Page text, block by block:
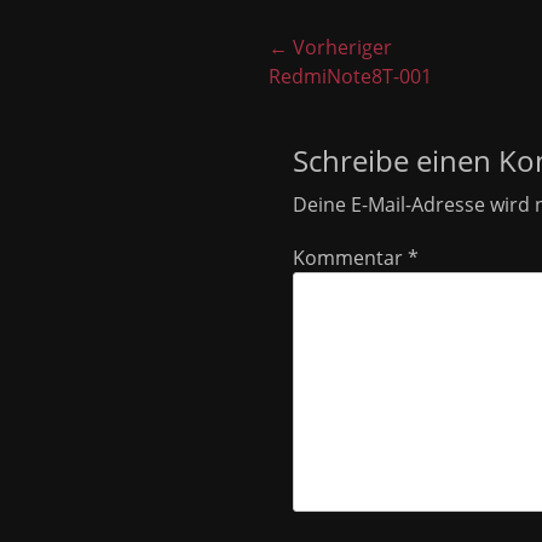
Beitragsnavigation
← Vorheriger
Vorheriger
RedmiNote8T-001
Schreibe einen
Deine E-Mail-Adresse
Kommentar*